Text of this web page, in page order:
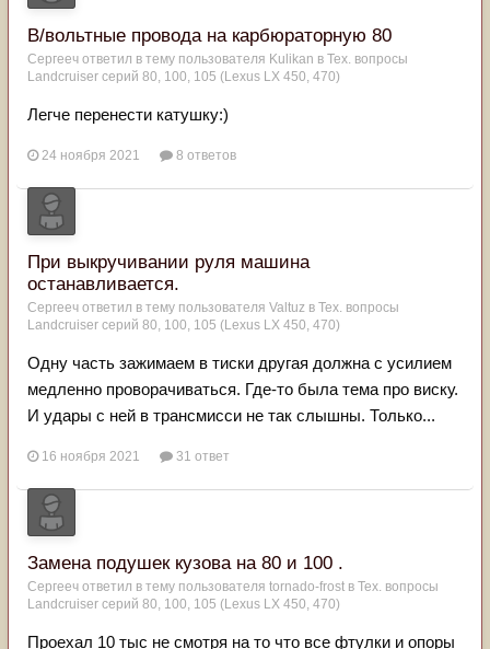
В/вольтные провода на карбюраторную 80
Сергееч ответил в тему пользователя Kulikan в Тех. вопросы
Landcruiser серий 80, 100, 105 (Lexus LX 450, 470)
Легче перенести катушку:)
24 ноября 2021 8 ответов
При выкручивании руля машина
останавливается.
Сергееч ответил в тему пользователя Valtuz в Тех. вопросы
Landcruiser серий 80, 100, 105 (Lexus LX 450, 470)
Одну часть зажимаем в тиски другая должна с усилием
медленно проворачиваться. Где-то была тема про виску.
И удары с ней в трансмисси не так слышны. Только...
16 ноября 2021 31 ответ
Замена подушек кузова на 80 и 100 .
Сергееч ответил в тему пользователя tornado-frost в Тех. вопросы
Landcruiser серий 80, 100, 105 (Lexus LX 450, 470)
Проехал 10 тыс не смотря на то что все фтулки и опоры